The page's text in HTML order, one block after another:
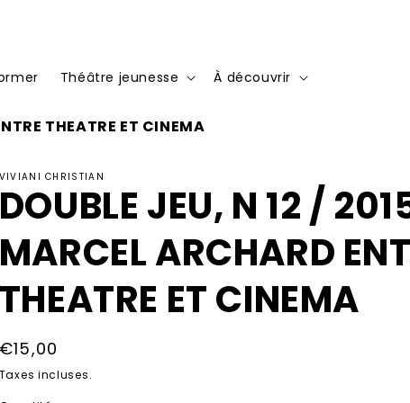
Théâtre jeunesse À découvrir
THEATRE ET CINEMA
VIVIANI CHRISTIAN
DOUBLE JEU, N 12 /
MARCEL ARCHARD
THEATRE ET CINEMA
Prix
habituel
€15,00
Taxes incluses.